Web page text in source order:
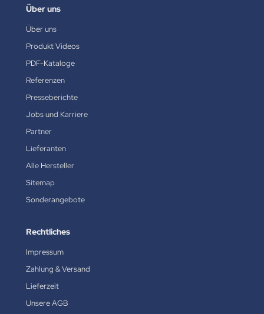
Über uns
Über uns
Produkt Videos
PDF-Kataloge
Referenzen
Presseberichte
Jobs und Karriere
Partner
Lieferanten
Alle Hersteller
Sitemap
Sonderangebote
Rechtliches
Impressum
Zahlung & Versand
Lieferzeit
Unsere AGB